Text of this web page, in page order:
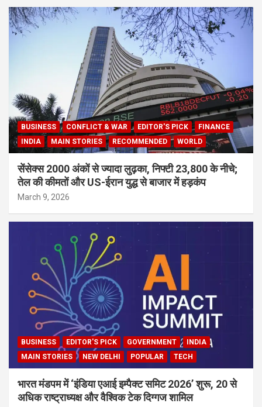
BUSINESS CONFLICT & WAR EDITOR'S PICK
FINANCE
INDIA
MAIN STORIES RECOMMENDED WORLD
सेंसेक्स 2000 अंकों से ज्यादा लुढ़का, निफ्टी 23,800 के नीचे;
तेल की कीमतों और US-ईरान युद्ध से बाजार में हड़कंप
March 9, 2026
BUSINESS EDITOR'S PICK GOVERNMENT
INDIA
MAIN STORIES
NEW DELHI POPULAR TECH
भारत मंडपम में ‘इंडिया एआई इम्पैक्ट समिट 2026’ शुरू, 20 से
अधिक राष्ट्राध्यक्ष और वैश्विक टेक दिग्गज शामिल